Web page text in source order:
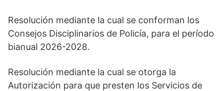
Resolución mediante la cual se conforman los
Consejos Disciplinarios de Policía, para el período
bianual 2026-2028.
Resolución mediante la cual se otorga la
Autorización para que presten los Servicios de